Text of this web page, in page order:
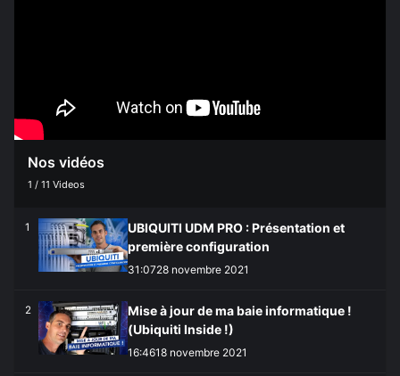
Nos vidéos
1 / 11 Videos
1
UBIQUITI UDM PRO : Présentation et
première configuration
31:0728 novembre 2021
2
Mise à jour de ma baie informatique !
(Ubiquiti Inside !)
16:4618 novembre 2021